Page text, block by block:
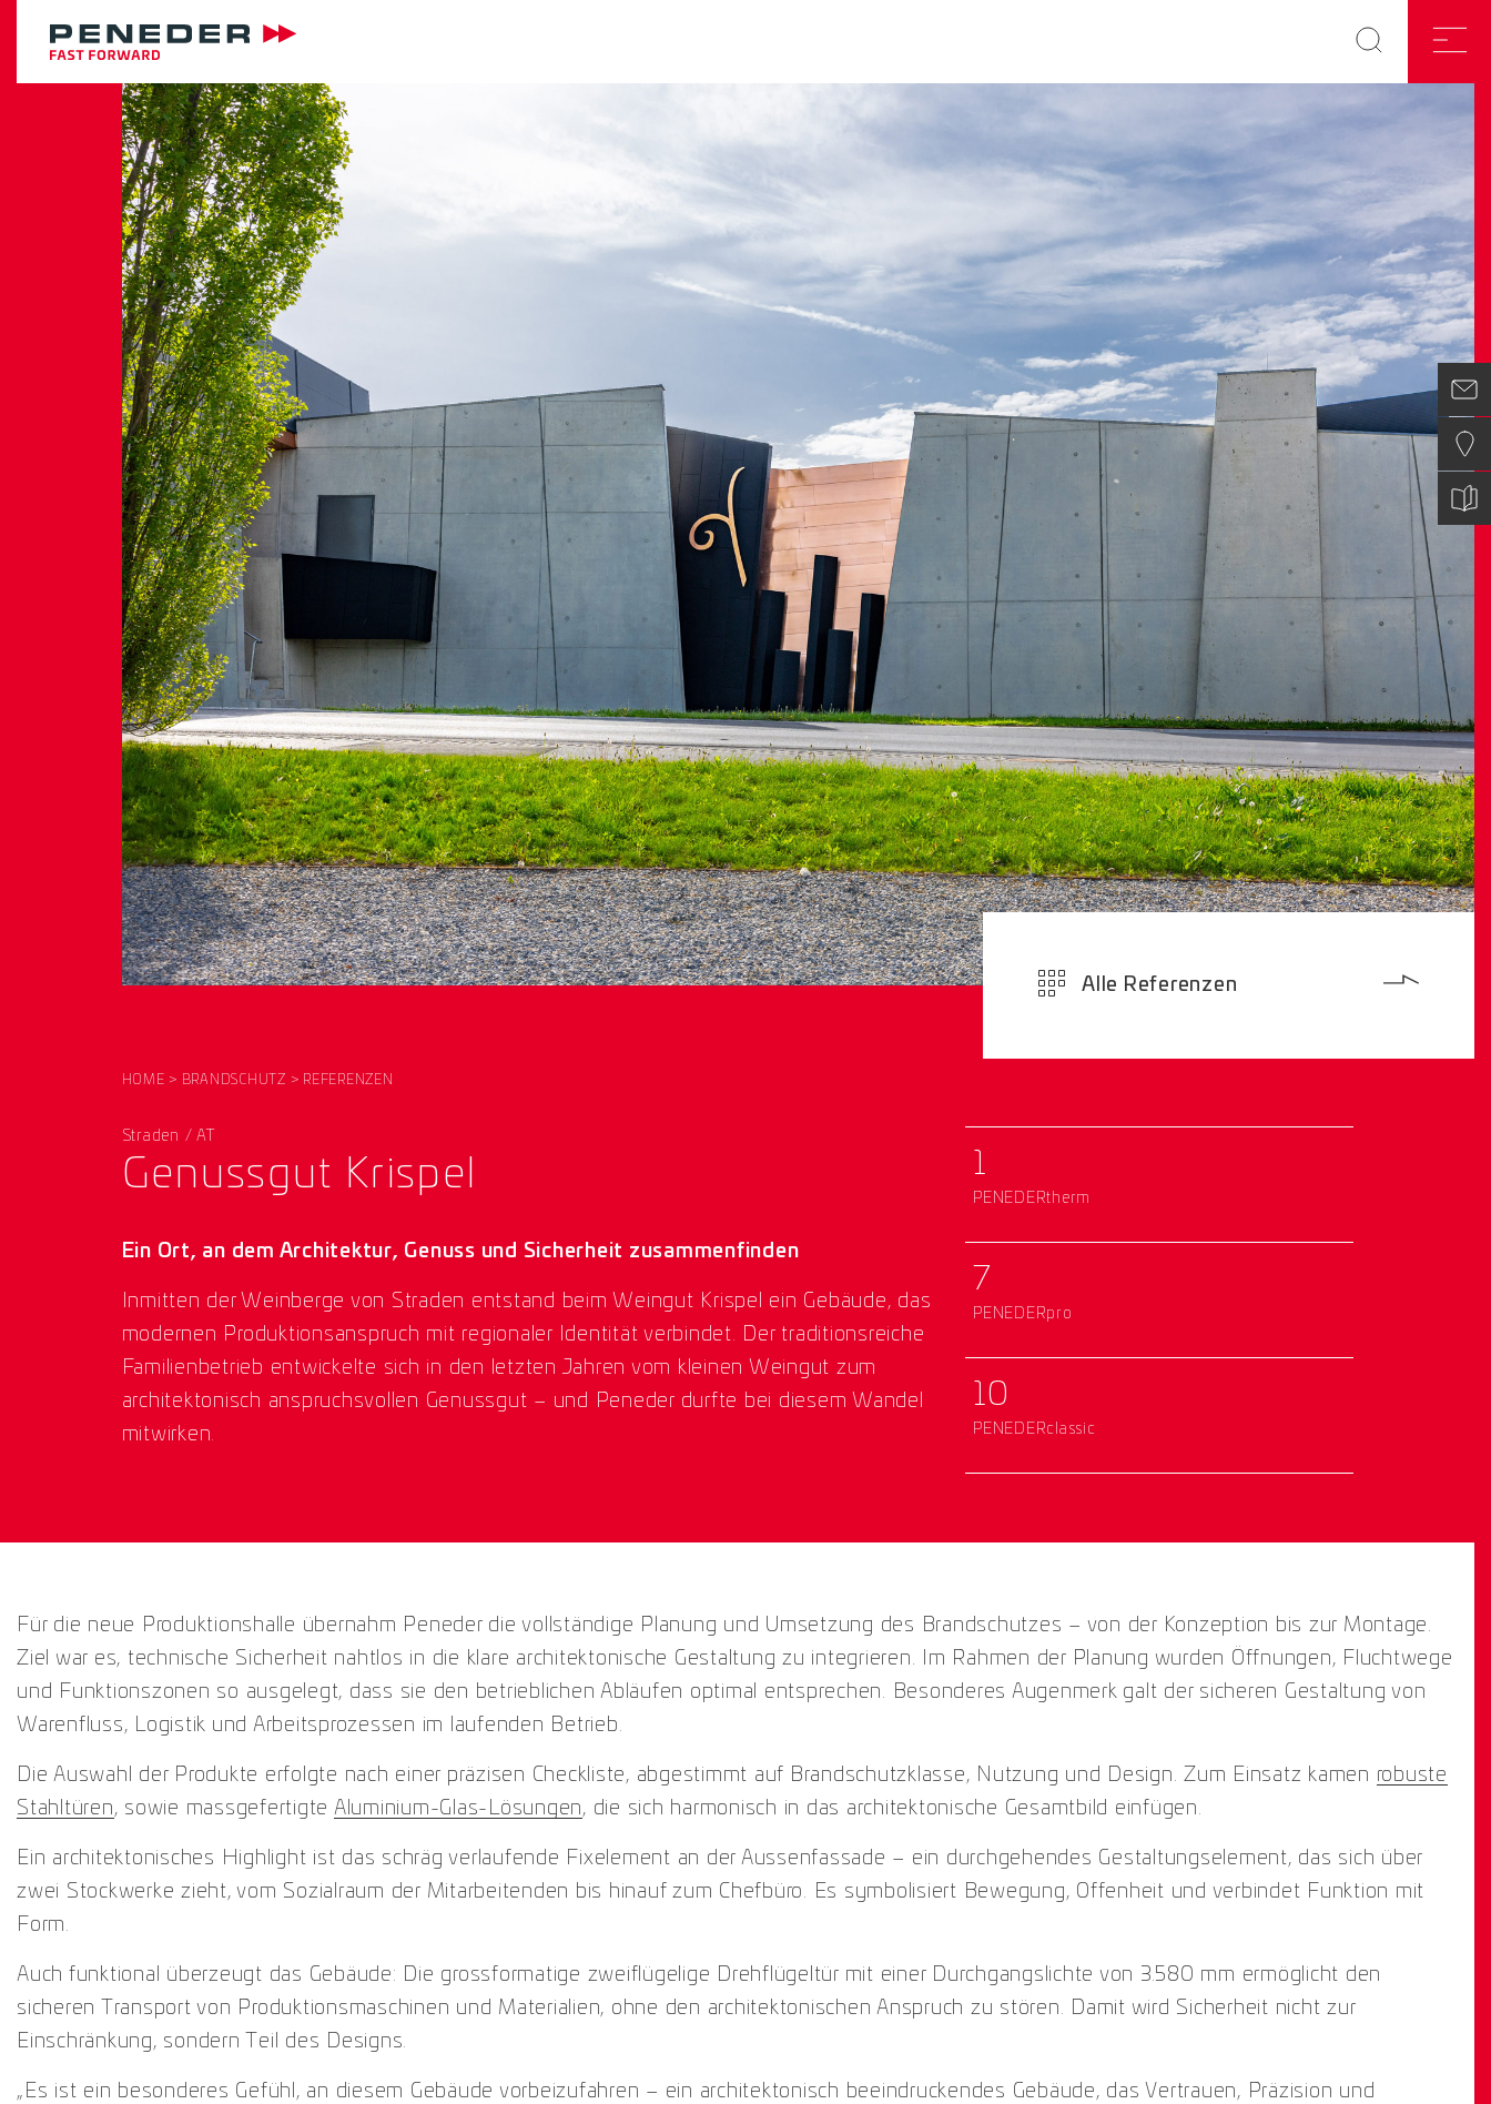
Alle Referenzen
HOME BRANDSCHUTZ REFERENZEN
Straden / AT
Genussgut Krispel
Ein Ort, an dem Architektur, Genuss und Sicherheit zusammenfinden
Inmitten der Weinberge von Straden entstand beim Weingut Krispel ein Gebäude, das
modernen Produktionsanspruch mit regionaler Identität verbindet. Der traditionsreiche
Familienbetrieb entwickelte sich in den letzten Jahren vom kleinen Weingut zum
architektonisch anspruchsvollen Genussgut – und Peneder durfte bei diesem Wandel
mitwirken.
PENEDERtherm
7
PENEDERpro
10
PENEDERclassic
Für die neue Produktionshalle übernahm Peneder die vollständige Planung und Umsetzung des Brandschutzes – von der Konzeption bis zur Montage.
Ziel war es, technische Sicherheit nahtlos in die klare architektonische Gestaltung zu integrieren. Im Rahmen der Planung wurden Öffnungen, Fluchtwege
und Funktionszonen so ausgelegt, dass sie den betrieblichen Abläufen optimal entsprechen. Besonderes Augenmerk galt der sicheren Gestaltung von
Warenfluss, Logistik und Arbeitsprozessen im laufenden Betrieb.
Die Auswahl der Produkte erfolgte nach einer präzisen Checkliste, abgestimmt auf Brandschutzklasse, Nutzung und Design. Zum Einsatz kamen robuste
Stahltüren, sowie massgefertigte Aluminium-Glas-Lösungen, die sich harmonisch in das architektonische Gesamtbild einfügen.
Ein architektonisches Highlight ist das schräg verlaufende Fixelement an der Aussenfassade – ein durchgehendes Gestaltungselement, das sich über
zwei Stockwerke zieht, vom Sozialraum der Mitarbeitenden bis hinauf zum Chefbüro. Es symbolisiert Bewegung, Offenheit und verbindet Funktion mit
Form.
Auch funktional überzeugt das Gebäude: Die grossformatige zweiflügelige Drehflügeltür mit einer Durchgangslichte von 3.580 mm ermöglicht den
sicheren Transport von Produktionsmaschinen und Materialien, ohne den architektonischen Anspruch zu stören. Damit wird Sicherheit nicht zur
Einschränkung, sondern Teil des Designs.
„Es ist ein besonderes Gefühl, an diesem Gebäude vorbeizufahren – ein architektonisch beeindruckendes Gebäude, das Vertrauen, Präzision und